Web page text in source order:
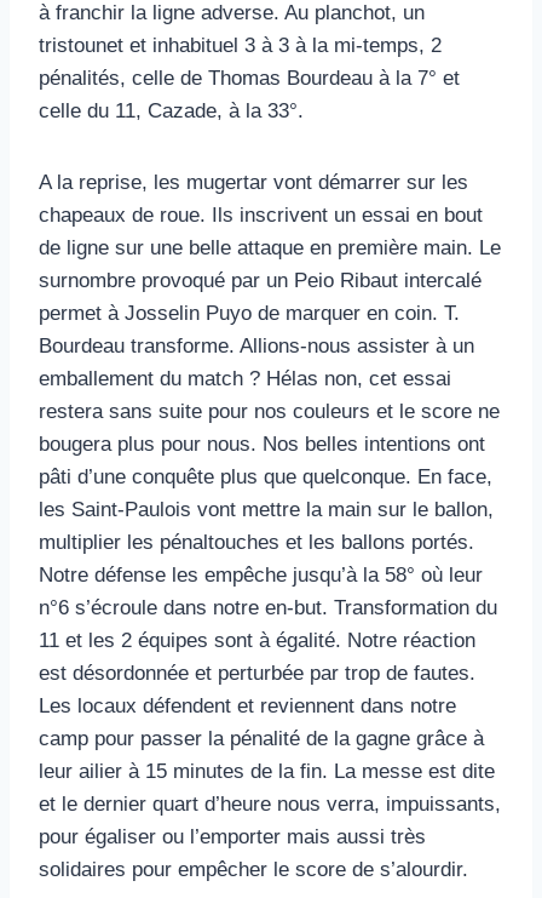
à franchir la ligne adverse. Au planchot, un
tristounet et inhabituel 3 à 3 à la mi-temps, 2
pénalités, celle de Thomas Bourdeau à la 7° et
celle du 11, Cazade, à la 33°.
A la reprise, les mugertar vont démarrer sur les
chapeaux de roue. Ils inscrivent un essai en bout
de ligne sur une belle attaque en première main. Le
surnombre provoqué par un Peio Ribaut intercalé
permet à Josselin Puyo de marquer en coin. T.
Bourdeau transforme. Allions-nous assister à un
emballement du match ? Hélas non, cet essai
restera sans suite pour nos couleurs et le score ne
bougera plus pour nous. Nos belles intentions ont
pâti d’une conquête plus que quelconque. En face,
les Saint-Paulois vont mettre la main sur le ballon,
multiplier les pénaltouches et les ballons portés.
Notre défense les empêche jusqu’à la 58° où leur
n°6 s’écroule dans notre en-but. Transformation du
11 et les 2 équipes sont à égalité. Notre réaction
est désordonnée et perturbée par trop de fautes.
Les locaux défendent et reviennent dans notre
camp pour passer la pénalité de la gagne grâce à
leur ailier à 15 minutes de la fin. La messe est dite
et le dernier quart d’heure nous verra, impuissants,
pour égaliser ou l’emporter mais aussi très
solidaires pour empêcher le score de s’alourdir.